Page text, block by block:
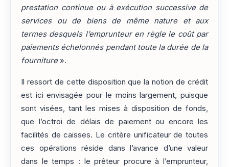
prestation continue ou à exécution successive de
services ou de biens de même nature et aux
termes desquels l’emprunteur en règle le coût par
paiements échelonnés pendant toute la durée de la
fourniture ».
Il ressort de cette disposition que la notion de crédit
est ici envisagée pour le moins largement, puisque
sont visées, tant les mises à disposition de fonds,
que l’octroi de délais de paiement ou encore les
facilités de caisses. Le critère unificateur de toutes
ces opérations réside dans l’avance d’une valeur
dans le temps : le prêteur procure à l’emprunteur,